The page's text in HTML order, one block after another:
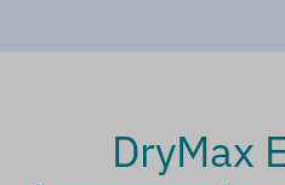
DryMax